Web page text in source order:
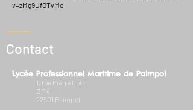
v=zMg9UfOTvMo
Contact
Lycée Professionnel Maritime de Paimpol
1, rue Pierre Loti
BP 4
22501 Paimpol